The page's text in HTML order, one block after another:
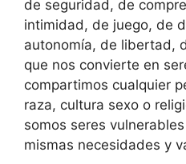
de seguridad, de
intimidad, de juego, de
autonomía, de libertad,
que nos convierte en
compartimos cualquier
raza, cultura sexo o
somos seres
mismas necesidades y